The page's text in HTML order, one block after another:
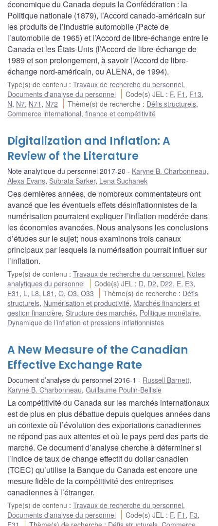
économique du Canada depuis la Confédération : la
Politique nationale (1879), l’Accord canado-américain sur
les produits de l’industrie automobile (Pacte de
l’automobile de 1965) et l’Accord de libre-échange entre le
Canada et les États-Unis (l’Accord de libre-échange de
1989 et son prolongement, à savoir l’Accord de libre-
échange nord-américain, ou ALENA, de 1994).
Type(s) de contenu : Travaux de recherche du personnel,
Documents d'analyse du personnel
Code(s) JEL : F, F1 , F13,
N, N7, N71 , N72 Thème(s) de recherche : Défis structurels,
Commerce international, finance et compétitivité
Digitalization and Inflation: A
Review of the Literature
Note analytique du personnel 2017-20 Karyne B. Charbonneau,
Alexa Evans, Subrata Sarker, Lena Suchanek
Ces dernières années, de nombreux commentateurs ont
avancé que les éventuels effets désinflationnistes de la
numérisation pourraient expliquer l’inflation modérée dans
les économies avancées. Nous analysons les conclusions
d’études sur le sujet; nous examinons trois canaux
principaux par lesquels la numérisation pourrait influer sur
l’inflation.
Type(s) de contenu : Travaux de recherche du personnel, Notes
analytiques du personnel
Code(s) JEL : D, D2, D22, E, E3,
E31 , L , L8, L81 , O, O3, O33 Thème(s) de recherche : Défis
structurels, Numérisation et productivité, Marchés financiers et
gestion financière, Structure des marchés, Politique monétaire,
Dynamique de l’inflation et pressions inflationnistes
A New Measure of the Canadian
Effective Exchange Rate
Document d’analyse du personnel 2016-1 Russell Barnett,
Karyne B. Charbonneau, Guillaume Poulin-Bellisle
La compétitivité du Canada sur les marchés internationaux
est de plus en plus débattue depuis quelques années dans
un contexte où l’évolution des exportations canadiennes
ne répond pas aux attentes et où le pays perd des parts de
marché. Ce document d’analyse cherche à déterminer si
l’indice de taux de change effectif du dollar canadien
(TCEC) qu’utilise la Banque du Canada est encore une
mesure fidèle de la compétitivité des entreprises
canadiennes à l’étranger.
Type(s) de contenu : Travaux de recherche du personnel,
Documents d'analyse du personnel
Code(s) JEL : F, F1 , F3,